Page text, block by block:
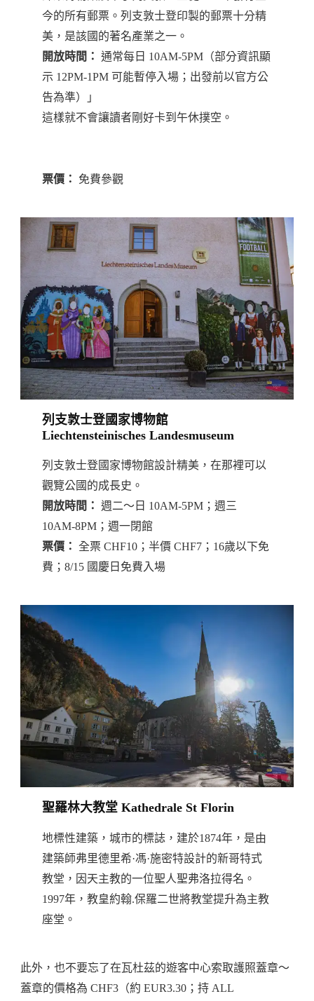
今的所有郵票。列支敦士登印製的郵票十分精
美，是該國的著名產業之一。
開放時間： 通常每日 10AM-5PM（部分資訊顯
示 12PM-1PM 可能暫停入場；出發前以官方公
告為準）」
這樣就不會讓讀者剛好卡到午休撲空。
票價： 免費參觀
列支敦士登國家博物館
Liechtensteinisches Landesmuseum
列支敦士登國家博物館設計精美，在那裡可以
觀覽公國的成長史。
開放時間： 週二～日 10AM-5PM；週三
10AM-8PM；週一閉館
票價： 全票 CHF10；半價 CHF7；16歲以下免
費；8/15 國慶日免費入場
聖羅林大教堂 Kathedrale St Florin
地標性建築，城市的標誌，建於1874年，是由
建築師弗里德里希·馮·施密特設計的新哥特式
教堂，因天主教的一位聖人聖弗洛拉得名。
1997年，教皇約翰.保羅二世將教堂提升為主教
座堂。
此外，也不要忘了在瓦杜茲的遊客中心索取護照蓋章～
蓋章的價格為 CHF3（約 EUR3.30；持 ALL